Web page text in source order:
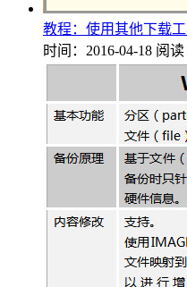
教程：使用其他下载
时间：2016-04-18 阅读